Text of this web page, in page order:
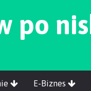
po
E-Biznes